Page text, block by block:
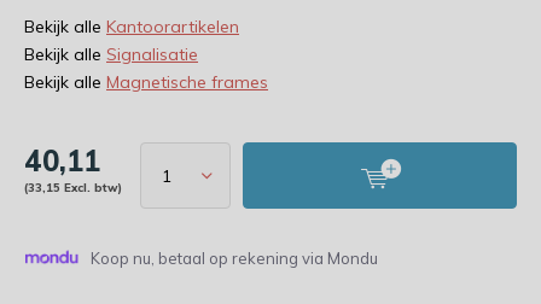
Bekijk alle Kantoorartikelen
Bekijk alle Signalisatie
Bekijk alle Magnetische frames
40,11
(33,15 Excl. btw)
Koop nu, betaal op rekening via Mondu